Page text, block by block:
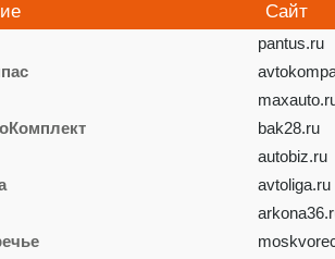
Сайт
pantus.ru
bak28.ru
autobiz.ru
avtoliga.ru